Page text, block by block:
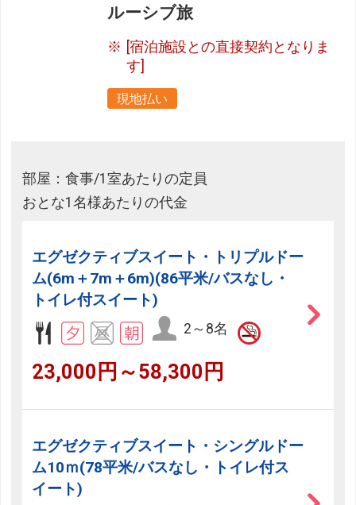
ルーシブ旅
[宿泊施設との直接契約となりま
す]
現地払い
部屋：食事/1室あたりの定員
おとな1名様あたりの代金
エグゼクティブスイート・トリプルドー
ム(6m＋7m＋6m)(86平米/バスなし・
トイレ付スイート)
2～8名
23,000円～58,300円
エグゼクティブスイート・シングルドー
ム10ｍ(78平米/バスなし・トイレ付ス
イート)